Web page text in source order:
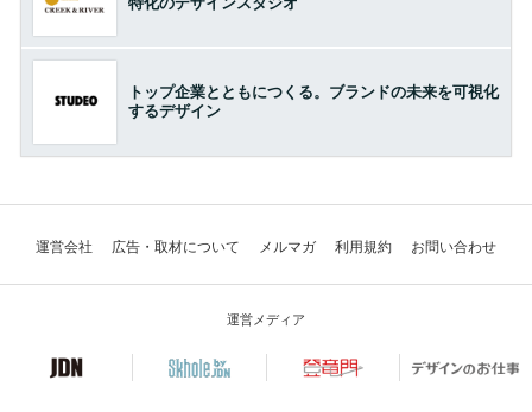
トップ企業とともにつくる。ブランドの未来を可視化
するデザイン
運営会社 広告・取材について メルマガ 利用規約 お問い合わせ
運営メディア